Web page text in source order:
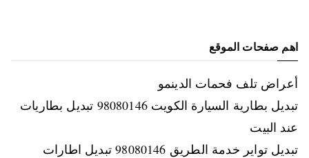
اهم صفحات الموقع
أعراض تلف فحمات الدينمو
تبديل بطارية السيارة الكويت 98080146‬ تبديل بطاريات
عند البيت
تبديل تواير خدمة الطريق 98080146‬ تبديل اطارات